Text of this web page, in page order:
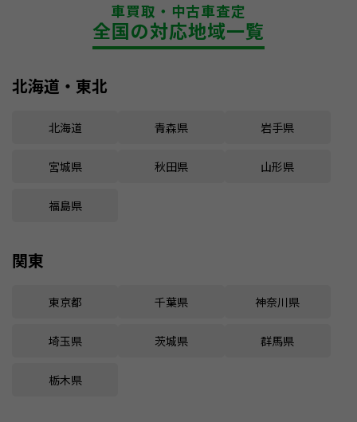
車買取・中古車査定
全国の対応地域一覧
北海道・東北
北海道 青森県 岩手県
宮城県 秋田県 山形県
福島県
関東
東京都 千葉県 神奈川県
埼玉県 茨城県 群馬県
栃木県